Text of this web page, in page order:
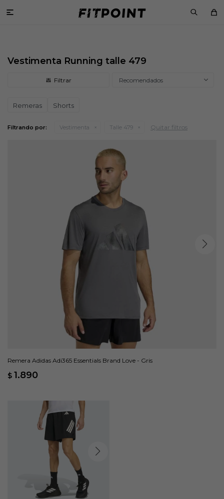

Vestimenta Running talle 479
Recomendados
Remeras Shorts
Filtrando por: Vestimenta Talle 479 Quitar filtros
Remera Adidas Adi365 Essentials Brand Love - Gris
$ 1.890